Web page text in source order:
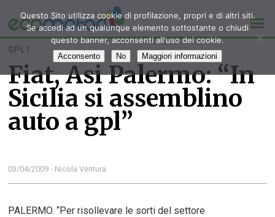
GPL1
Fiat, Asi Palermo: “In
Sicilia si assemblino
auto a gpl”
03/04/2009 - Nicola Ventura
PALERMO. “Per risollevare le sorti del settore
Questo Sito utilizza cookie di profilazione, propri e di altri siti.
Se accedi ad un qualunque elemento sottostante o chiudi
questo banner, acconsenti all'uso dei cookie.
Acconsento No Maggiori informazioni